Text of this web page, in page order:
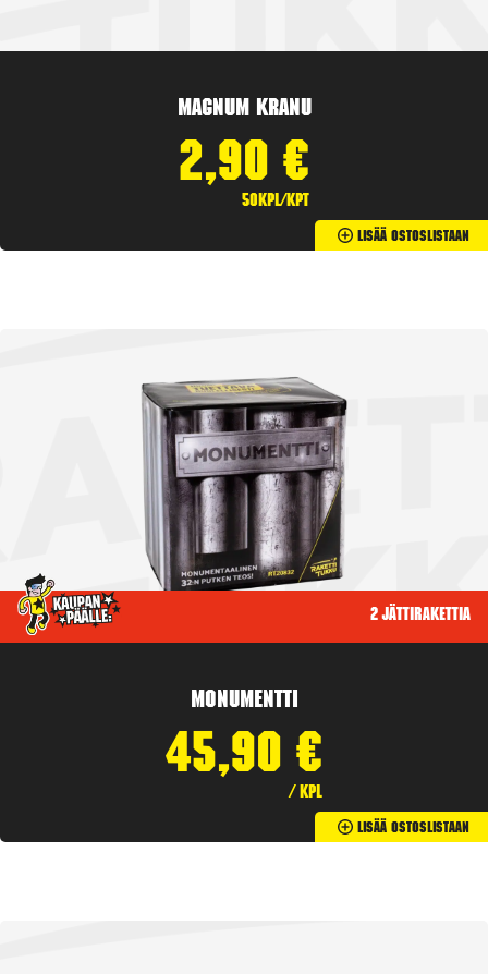
Magnum Kranu
2,90 €
50kpl/kpt
Lisää Ostoslistaan
2 jättirakettia
Monumentti
45,90 €
/ kpl
Lisää Ostoslistaan